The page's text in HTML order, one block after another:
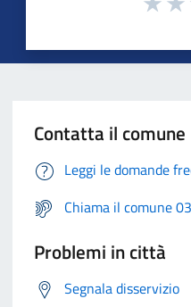
Contatta il comune
Leggi le domande
Chiama il comune
Problemi in città
Segnala disservizio